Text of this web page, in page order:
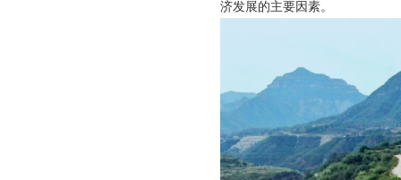
济发展的主要因素。